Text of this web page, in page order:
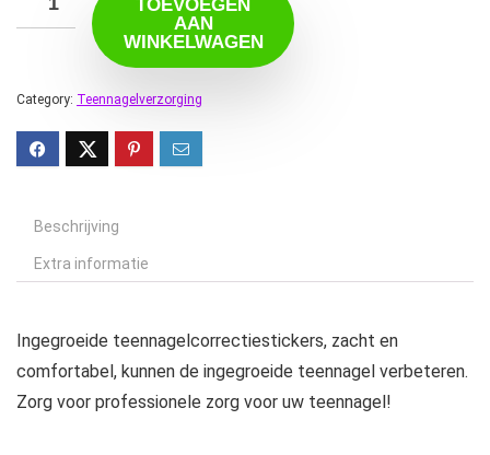
TOEVOEGEN
AAN
WINKELWAGEN
Category: Teennagelverzorging
Beschrijving
Extra informatie
Ingegroeide teennagelcorrectiestickers, zacht en
comfortabel, kunnen de ingegroeide teennagel verbeteren.
Zorg voor professionele zorg voor uw teennagel!